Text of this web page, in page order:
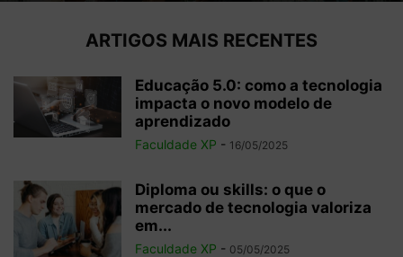
ARTIGOS MAIS RECENTES
Educação 5.0: como a tecnologia
impacta o novo modelo de
aprendizado
Faculdade XP - 16/05/2025
Diploma ou skills: o que o
mercado de tecnologia valoriza
em...
Faculdade XP - 05/05/2025